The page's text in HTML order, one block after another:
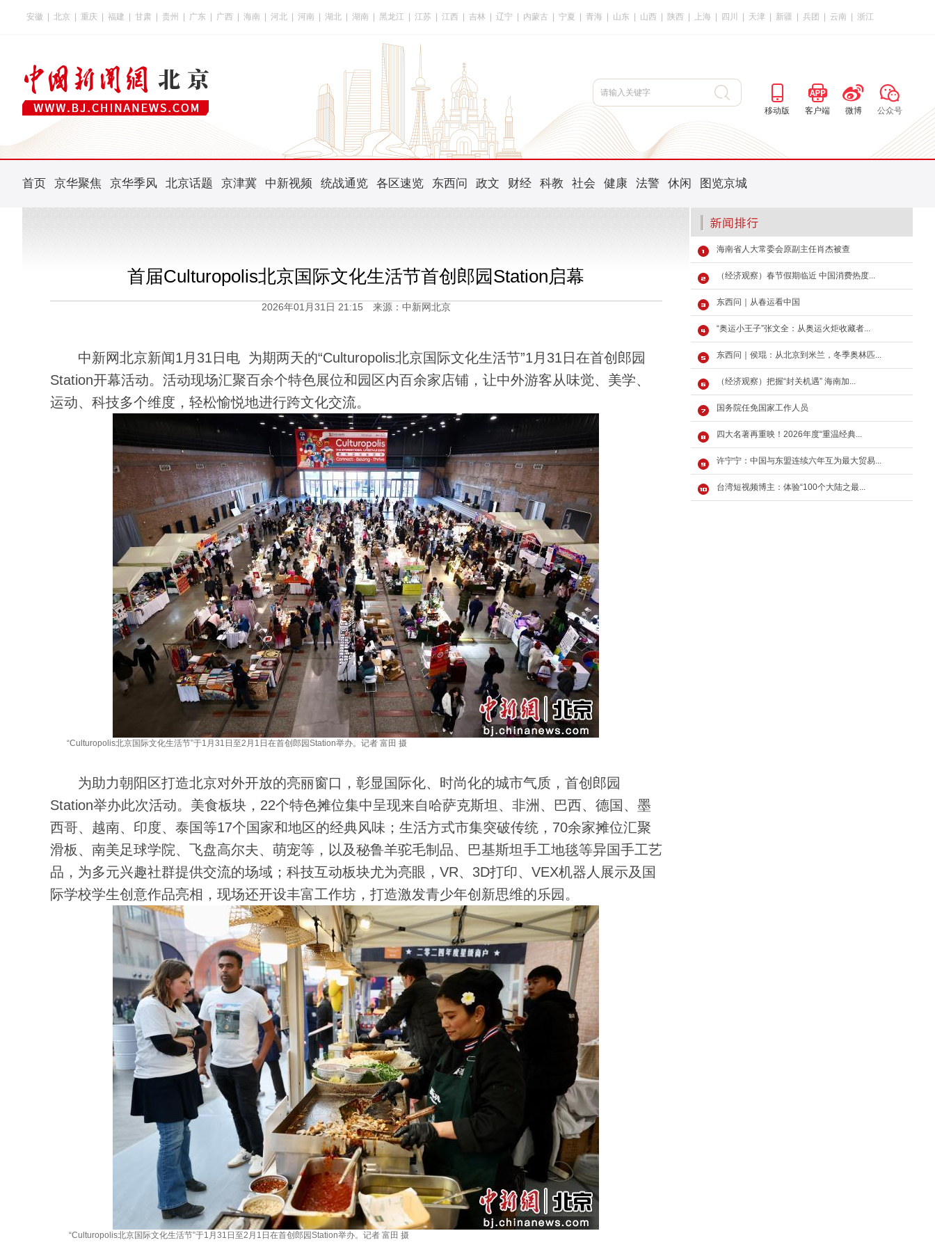
安徽 北京 重庆 福建 甘肃 贵州 广东 广西 海南 河北 河南 湖北 湖南 黑龙江 江苏 江西 吉林 辽宁 内蒙古 宁夏 青海 山东 山西 陕西 上海 四川 天津 新疆 兵团 云南 浙江
移动版 客户端 微博 公众号
首页 京华聚焦 京华季风 北京话题 京津冀 中新视频 统战通览 各区速览 东西问 政文 财经 科教 社会 健康 法警 休闲 图览京城
首届Culturopolis北京国际文化生活节首创郎园Station启幕
2026年01月31日 21:15 来源：中新网北京
中新网北京新闻1月31日电 为期两天的“Culturopolis北京国际文化生活节”1月31日在首创郎园
Station开幕活动。活动现场汇聚百余个特色展位和园区内百余家店铺，让中外游客从味觉、美学、
运动、科技多个维度，轻松愉悦地进行跨文化交流。
“Culturopolis北京国际文化生活节”于1月31日至2月1日在首创郎园Station举办。记者 富田 摄
为助力朝阳区打造北京对外开放的亮丽窗口，彰显国际化、时尚化的城市气质，首创郎园
Station举办此次活动。美食板块，22个特色摊位集中呈现来自哈萨克斯坦、非洲、巴西、德国、墨
西哥、越南、印度、泰国等17个国家和地区的经典风味；生活方式市集突破传统，70余家摊位汇聚
滑板、南美足球学院、飞盘高尔夫、萌宠等，以及秘鲁羊驼毛制品、巴基斯坦手工地毯等异国手工艺
品，为多元兴趣社群提供交流的场域；科技互动板块尤为亮眼，VR、3D打印、VEX机器人展示及国
际学校学生创意作品亮相，现场还开设丰富工作坊，打造激发青少年创新思维的乐园。
“Culturopolis北京国际文化生活节”于1月31日至2月1日在首创郎园Station举办。记者 富田 摄
海南省人大常委会原副主任肖杰被查
（经济观察）春节假期临近 中国消费热度...
东西问｜从春运看中国
“奥运小王子”张文全：从奥运火炬收藏者...
东西问｜侯琨：从北京到米兰，冬季奥林匹...
（经济观察）把握“封关机遇” 海南加...
国务院任免国家工作人员
四大名著再重映！2026年度“重温经典...
许宁宁：中国与东盟连续六年互为最大贸易...
台湾短视频博主：体验“100个大陆之最...